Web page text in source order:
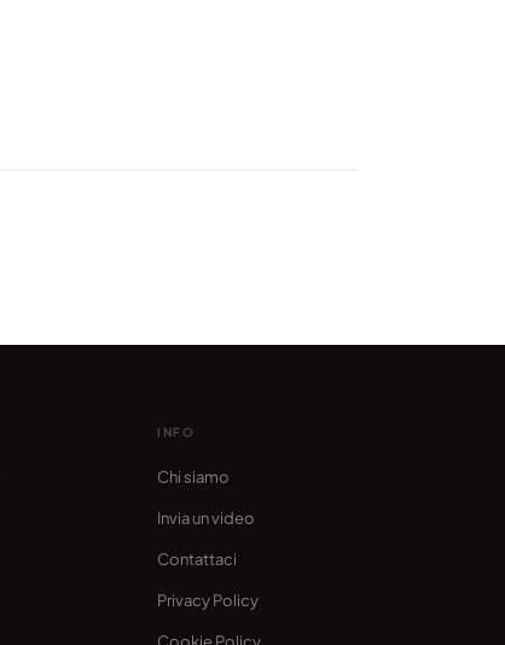
INFO
Chi siamo
Invia un video
Contattaci
Privacy Policy
Cookie Policy